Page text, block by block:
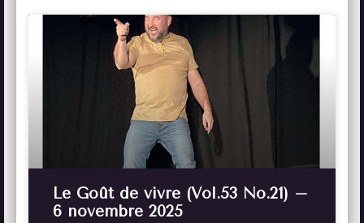
Le Goût de vivre (Vol.53 No.21) –
6 novembre 2025